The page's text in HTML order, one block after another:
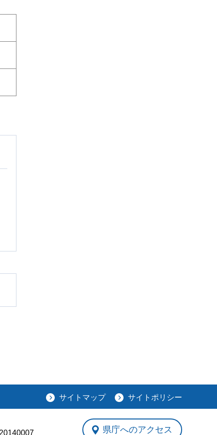
サイトマップ サイトポリシー
県庁へのアクセス